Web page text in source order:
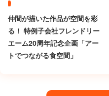
仲間が描いた作品が空間を彩
る！ 特例子会社フレンドリー
エーム20周年記念企画「アー
トでつながる食空間」